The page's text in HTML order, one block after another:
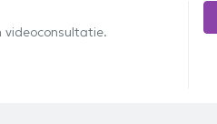
videoconsultatie.